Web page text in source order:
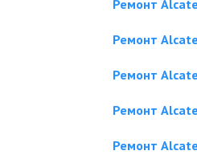
Ремонт
Ремонт
Ремонт
Ремонт
Ремонт